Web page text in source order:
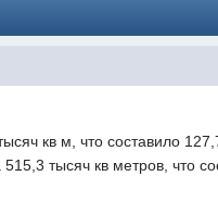
кв м, что составило
тысяч кв метров, что